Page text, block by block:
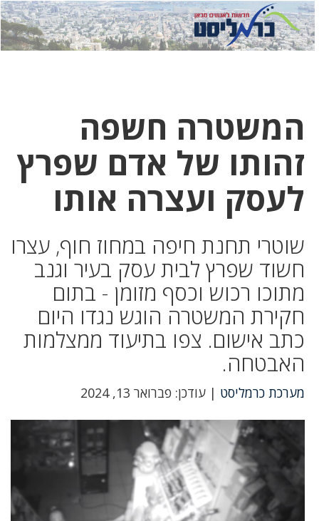
לחץ
כאן
לחץ
כדי
המשטרה חשפה
זהותו של אדם שפרץ
לעסק ועצרה אותו
שוטרי תחנת חיפה במחוז חוף, עצרו
חשוד שפרץ לבית עסק בעיר וגנב
מתוכו רכוש וכסף מזומן - בתום
חקירת המשטרה הוגש נגדו היום
כתב אישום. צפו בתיעוד ממצלמות
האבטחה.
מערכת כרמליסט | עודכן: פברואר 13, 2024